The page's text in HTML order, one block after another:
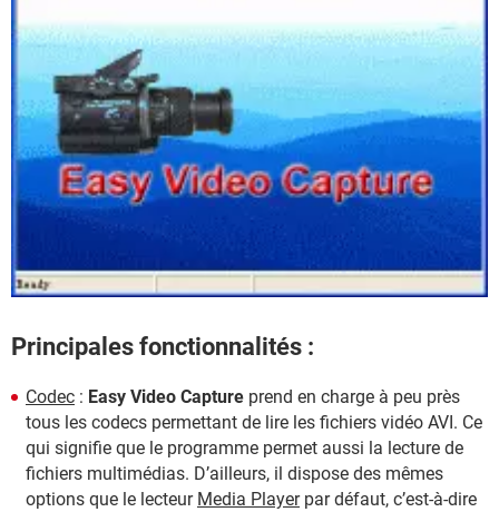
Principales fonctionnalités :
Codec : Easy Video Capture prend en charge à peu près
tous les codecs permettant de lire les fichiers vidéo AVI. Ce
qui signifie que le programme permet aussi la lecture de
fichiers multimédias. D’ailleurs, il dispose des mêmes
options que le lecteur Media Playerpar défaut, c’est-à-dire